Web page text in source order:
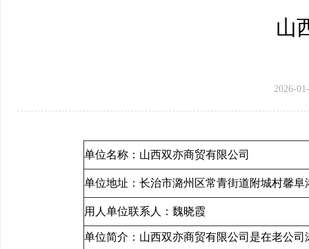
山
2026-
单位名称：山西双亦商贸有限公司
单位地址：长治市潞州区常青街道
用人单位联系人：魏晓霞
单位简介：山西双亦商贸有限公司是在老公